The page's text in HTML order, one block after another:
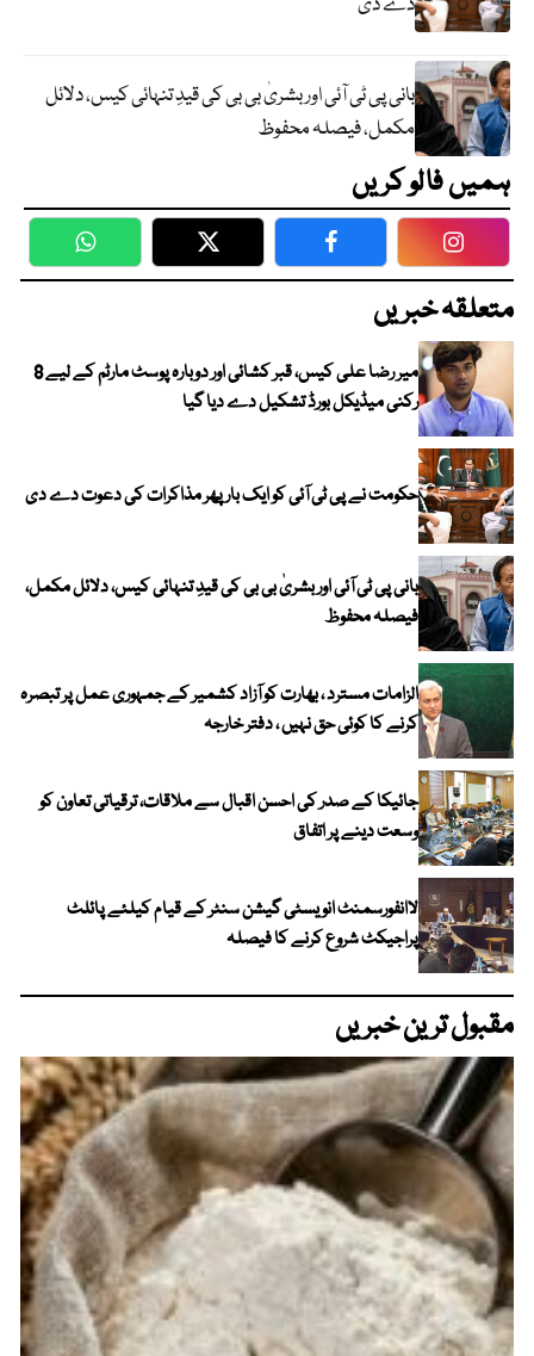
بانی پی ٹی آئی اور بشریٰ بی بی کی قیدِ تنہائی کیس، دلائل
مکمل، فیصلہ محفوظ
ہمیں فالو کریں
WhatsApp Twitter Facebook
متعلقہ خبریں
میر رضا علی کیس، قبر کشائی اور دوبارہ پوسٹ مارٹم کے لیے 8
رکنی میڈیکل بورڈ تشکیل دے دیا گیا
حکومت نے پی ٹی آئی کو ایک بارپھر مذاکرات کی دعوت دے دی
بانی پی ٹی آئی اور بشریٰ بی بی کی قیدِ تنہائی کیس، دلائل مکمل،
فیصلہ محفوظ
الزامات مسترد ، بھارت کو آزاد کشمیر کے جمہوری عمل پر تبصرہ
کرنے کا کوئی حق نہیں ، دفتر خارجہ
جائیکا کے صدر کی احسن اقبال سے ملاقات، ترقیاتی تعاون کو
وسعت دینے پر اتفاق
لاانفورسمنٹ انویسٹی گیشن سنٹر کے قیام کیلئے پائلٹ
پراجیکٹ شروع کرنے کا فیصلہ
مقبول ترین خبریں